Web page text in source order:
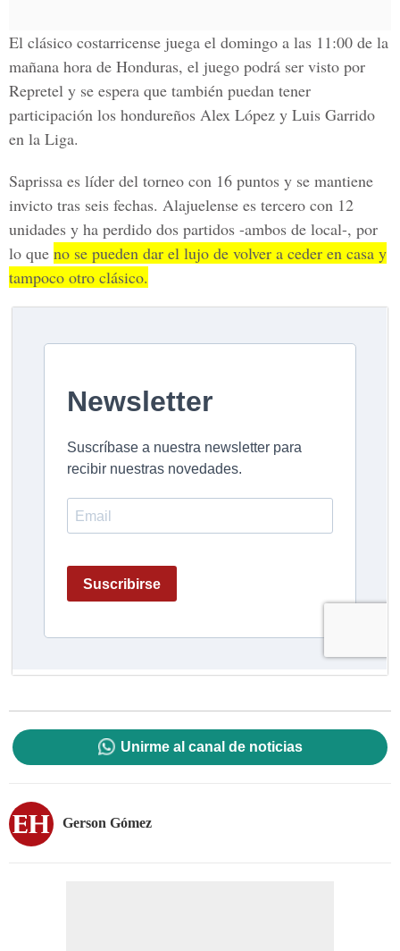
El clásico costarricense juega el domingo a las 11:00 de la
mañana hora de Honduras, el juego podrá ser visto por
Repretel y se espera que también puedan tener
participación los hondureños Alex López y Luis Garrido
en la Liga.
Saprissa es líder del torneo con 16 puntos y se mantiene
invicto tras seis fechas. Alajuelense es tercero con 12
unidades y ha perdido dos partidos -ambos de local-, por
lo que no se pueden dar el lujo de volver a ceder en casa y
tampoco otro clásico.
Unirme al canal de noticias
Gerson Gómez